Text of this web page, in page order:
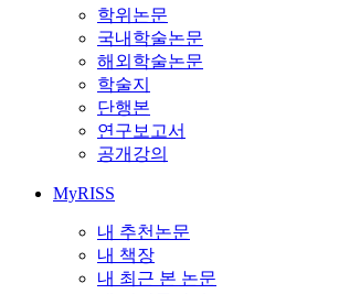
학위논문
국내학술논문
해외학술논문
학술지
단행본
연구보고서
공개강의
MyRISS
내 추천논문
내 책장
내 최근 본 논문